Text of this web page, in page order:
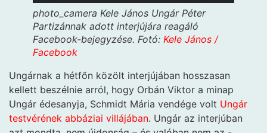
photo_camera Kele János Ungár Péter
Partizánnak adott interjújára reagáló
Facebook-bejegyzése. Fotó: Kele János /
Facebook
Ungárnak a hétfőn közölt interjújában hosszasan
kellett beszélnie arról, hogy Orbán Viktor a minap
Ungár édesanyja, Schmidt Mária vendége volt Ungár
testvérének abbáziai villájában. Ungár az interjúban